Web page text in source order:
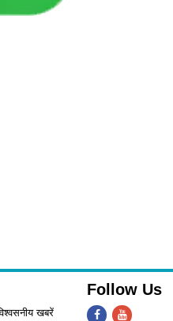
खबरें
Follow Us